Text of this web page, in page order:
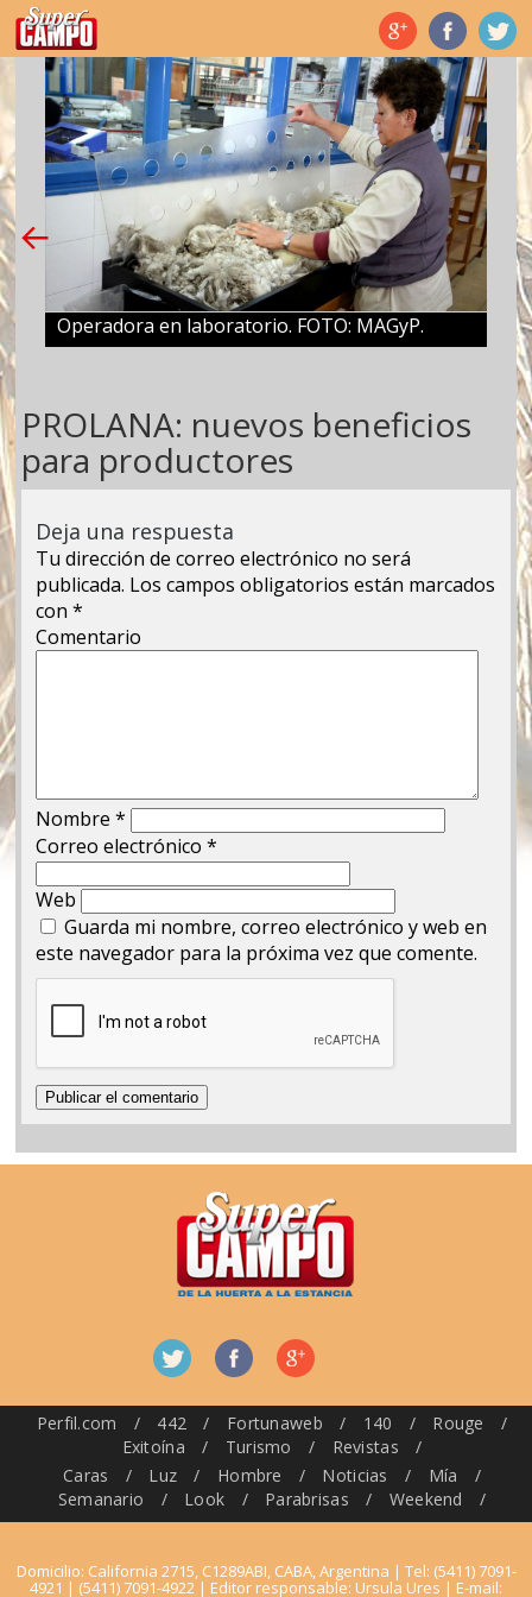
Temas de hoy
Operadora en laboratorio. FOTO: MAGyP.
PROLANA: nuevos beneficios
para productores
Deja una respuesta
Tu dirección de correo electrónico no será
publicada. Los campos obligatorios están marcados
con*
Comentario
Nombre*
Correo electrónico*
Web
Guarda mi nombre, correo electrónico y web en
este navegador para la próxima vez que comente.
Perfil.com / 442 / Fortunaweb / 140 / Rouge
/
Exitoína
/ Turismo / Revistas
/
Caras
/ Luz / Hombre / Noticias / Mía
/
Semanario
/ Look / Parabrisas / Weekend /
Domicilio: California 2715, C1289ABI, CABA, Argentina | Tel: (5411) 7091-
4921 | (5411) 7091-4922 | Editor responsable: Ursula Ures | E-mail: